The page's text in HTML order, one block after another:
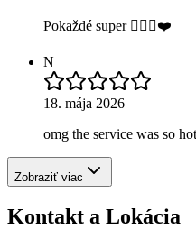
Pokaždé super 👌🏼💋❤️
N
18. mája 2026
omg the service was so
Zobraziť viac
Kontakt a Lokácia